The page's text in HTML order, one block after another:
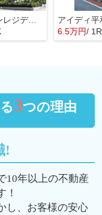
大崎ガーデンレジデンス
アイディ平
6.5万円/ 1R
3つの理由
!
10年以上の不動産
！
し、お客様の安心